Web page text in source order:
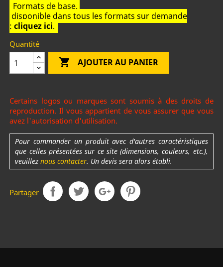
Formats de base.
disponible dans tous les formats sur demande
:cliquez ici.
Quantité
 AJOUTER AU PANIER
Certains logos ou marques sont soumis à des droits de
reproduction. Il vous appartient de vous assurer que vous
avez l'autorisation d'utilisation.
Pour commander un produit avec d'autres caractéristiques
que celles présentées sur ce site (dimensions, couleurs, etc.),
veuilleznous contacter. Un devis sera alors établi.
Partager